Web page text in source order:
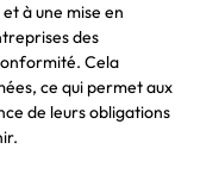
à une mise en
des
Cela
ce qui permet aux
de leurs obligations